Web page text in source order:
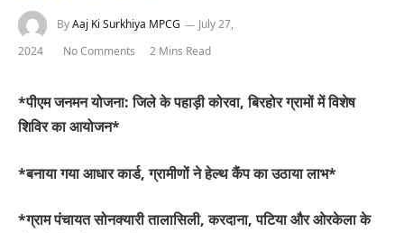
ByAaj Ki Surkhiya MPCG
July 27,
2024
No Comments 2 Mins Read
*पीएम जनमन योजना: जिले के पहाड़ी कोरवा, बिरहोर ग्रामों में विशेष
शिविर का आयोजन*
*बनाया गया आधार कार्ड, ग्रामीणों ने हेल्थ कैंप का उठाया लाभ*
*ग्राम पंचायत सोनक्यारी तालासिली, करदाना, पटिया और ओरकेला के